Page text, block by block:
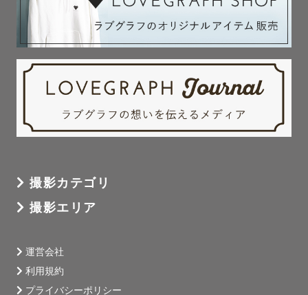
撮影カテゴリ
撮影エリア
運営会社
利用規約
プライバシーポリシー